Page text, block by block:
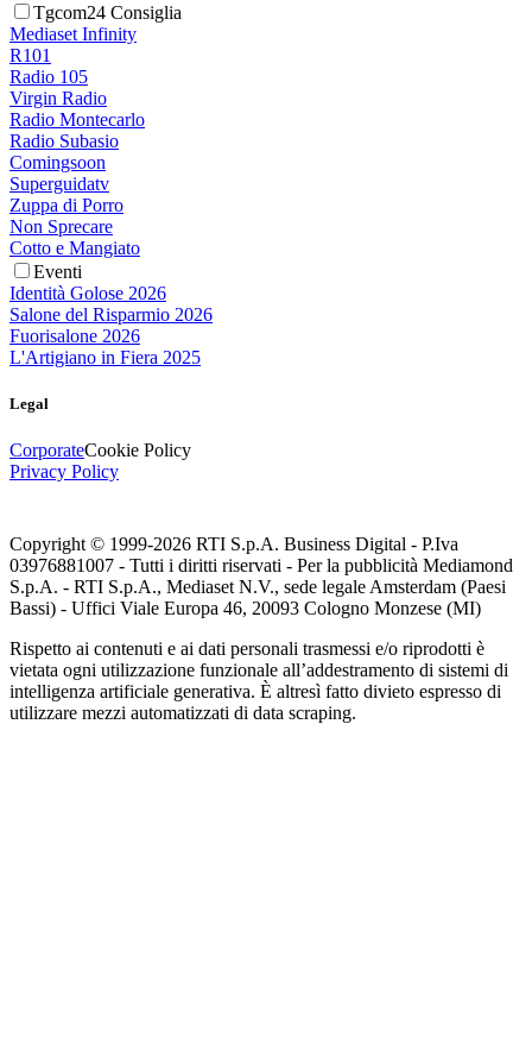
Tgcom24 Consiglia
Mediaset Infinity
R101
Radio 105
Virgin Radio
Radio Montecarlo
Radio Subasio
Comingsoon
Superguidatv
Zuppa di Porro
Non Sprecare
Cotto e Mangiato
Eventi
Identità Golose 2026
Salone del Risparmio 2026
Fuorisalone 2026
L'Artigiano in Fiera 2025
Legal
CorporateCookie Policy
Privacy Policy
Copyright © 1999-2026 RTI S.p.A. Business Digital - P.Iva
03976881007 - Tutti i diritti riservati - Per la pubblicità Mediamond
S.p.A. - RTI S.p.A., Mediaset N.V., sede legale Amsterdam (Paesi
Bassi) - Uffici Viale Europa 46, 20093 Cologno Monzese (MI)
Rispetto ai contenuti e ai dati personali trasmessi e/o riprodotti è
vietata ogni utilizzazione funzionale all’addestramento di sistemi di
intelligenza artificiale generativa. È altresì fatto divieto espresso di
utilizzare mezzi automatizzati di data scraping.